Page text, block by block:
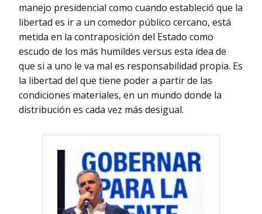
manejo presidencial como cuando estableció que la
libertad es ir a un comedor público cercano, está
metida en la contraposición del Estado como
escudo de los más humildes versus esta idea de
que si a uno le va mal es responsabilidad propia. Es
la libertad del que tiene poder a partir de las
condiciones materiales, en un mundo donde la
distribución es cada vez más desigual.